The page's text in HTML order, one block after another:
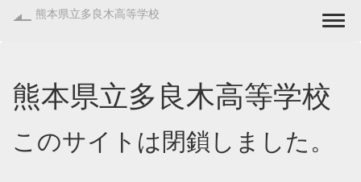
熊本県立多良木高等学校
熊本県立多良木高等学校
このサイトは閉鎖しました。